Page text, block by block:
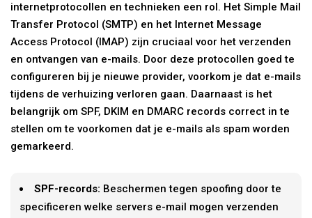
internetprotocollen en technieken een rol. Het Simple Mail
Transfer Protocol (SMTP) en het Internet Message
Access Protocol (IMAP) zijn cruciaal voor het verzenden
en ontvangen van e-mails. Door deze protocollen goed te
configureren bij je nieuwe provider, voorkom je dat e-mails
tijdens de verhuizing verloren gaan. Daarnaast is het
belangrijk om SPF, DKIM en DMARC records correct in te
stellen om te voorkomen dat je e-mails als spam worden
gemarkeerd.
SPF-records: Beschermen tegen spoofing door te
specificeren welke servers e-mail mogen verzenden